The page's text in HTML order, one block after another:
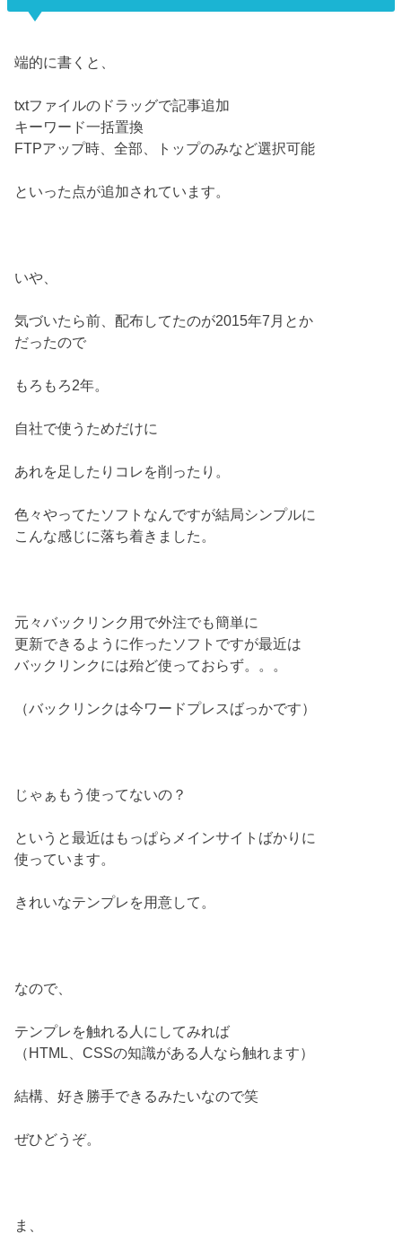
端的に書くと、
txtファイルのドラッグで記事追加
キーワード一括置換
FTPアップ時、全部、トップのみなど選択可能
といった点が追加されています。
いや、
気づいたら前、配布してたのが2015年7月とか
だったので
もろもろ2年。
自社で使うためだけに
あれを足したりコレを削ったり。
色々やってたソフトなんですが結局シンプルに
こんな感じに落ち着きました。
元々バックリンク用で外注でも簡単に
更新できるように作ったソフトですが最近は
バックリンクには殆ど使っておらず。。。
（バックリンクは今ワードプレスばっかです）
じゃぁもう使ってないの？
というと最近はもっぱらメインサイトばかりに
使っています。
きれいなテンプレを用意して。
なので、
テンプレを触れる人にしてみれば
（HTML、CSSの知識がある人なら触れます）
結構、好き勝手できるみたいなので笑
ぜひどうぞ。
ま、